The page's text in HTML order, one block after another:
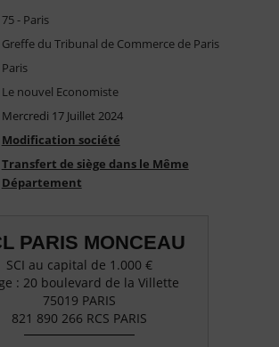
75 - Paris
Greffe du Tribunal de Commerce de Paris
Paris
Le nouvel Economiste
Mercredi 17 Juillet 2024
Modification société
Transfert de siège dans le Même
Département
PARIS MONCEAU
SCI au capital de 1.000 €
: 20 boulevard de la Villette
75019 PARIS
821 890 266 RCS PARIS